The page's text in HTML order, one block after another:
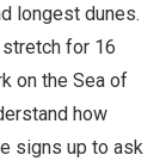
longest dunes.
for 16
on the Sea of
how
signs up to ask